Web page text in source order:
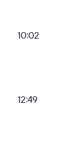
10:02
12:49